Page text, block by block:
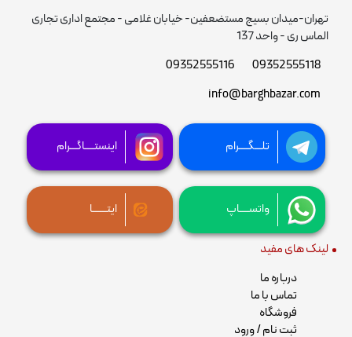
تهران-میدان بسیج مستضعفین- خیابان غلامی - مجتمع اداری تجاری
الماس ری - واحد 137
09352555118
09352555116
info@barghbazar.com
تلـــگــــرام اینستــــاگـــرام
واتســــاپ ایتــــــا
لینک های مفید
درباره ما
تماس با ما
فروشگاه
ثبت نام / ورود